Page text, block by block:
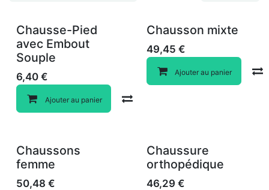
Chausse-Pied
avec Embout
Souple
6,40 €
Ajouter au panier
Chausson mixte
49,45 €
Ajouter au panier
Chaussons
femme
50,48 €
Chaussure
orthopédique
46,29 €